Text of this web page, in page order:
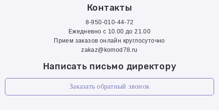
Контакты
8-950-010-44-72
Ежедневно с 10.00 до 21.00
Прием заказов онлайн круглосуточно
zakaz@komod78.ru
Написать письмо директору
Заказать обратный звонок